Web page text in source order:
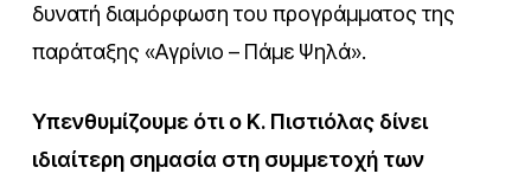
δυνατή διαμόρφωση του προγράμματος της
παράταξης «Αγρίνιο – Πάμε Ψηλά».
Υπενθυμίζουμε ότι ο Κ. Πιστιόλας δίνει
ιδιαίτερη σημασία στη συμμετοχή των